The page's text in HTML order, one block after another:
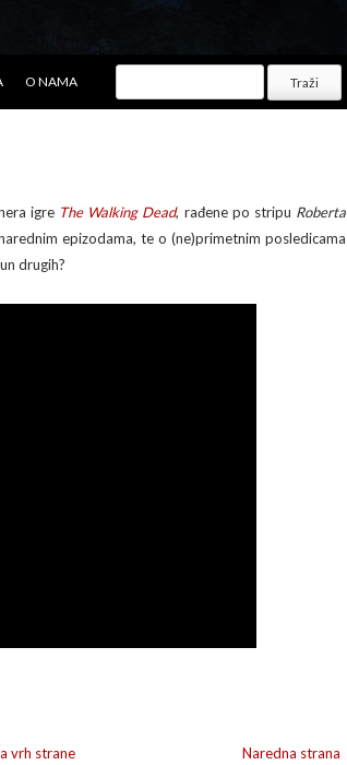
O NAMA
igre The Walking Dead, rađene po stripu Roberta
epizodama, te o (ne)primetnim posledicama
drugih?
Naredna strana
vrh strane